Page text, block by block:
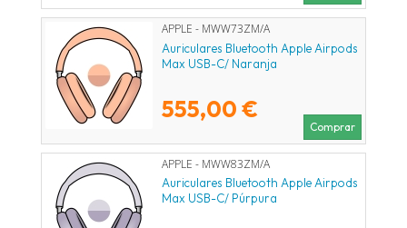
APPLE - MWW73ZM/A
Auriculares Bluetooth Apple Airpods
Max USB-C/ Naranja
555,00 €
Comprar
APPLE - MWW83ZM/A
Auriculares Bluetooth Apple Airpods
Max USB-C/ Púrpura